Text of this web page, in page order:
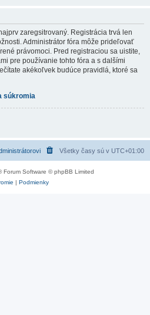
zaregsitrovaný. Registrácia trvá len
Administrátor fóra môže prideľovať
právomoci. Pred registraciou sa uistite,
pre používanie tohto fóra a s dalšími
akékoľvek budúce pravidlá, ktoré sa
súkromia
Všetky časy sú v UTC+01:00
Forum Software © phpBB Limited
| Podmienky